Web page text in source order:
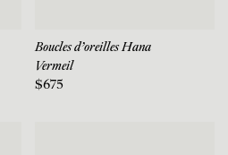
Boucles d'oreilles Hana
Vermeil
$675